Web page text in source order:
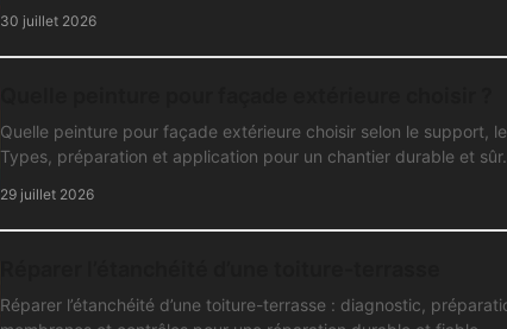
30 juillet 2026
Quelle peinture pour façade extérieure choisir selon le support,
Types, préparation et application pour un chantier durable et sûr.
29 juillet 2026
Réparer l’étanchéité d’une toiture-terrasse : diagnostic,